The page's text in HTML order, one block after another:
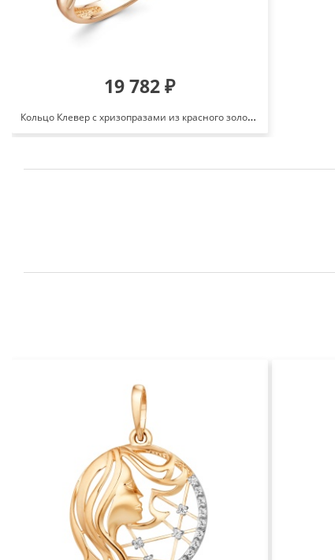
19 782 ₽
Кольцо Клевер с хризопразами из красного золота 585 1662908 1 9 10